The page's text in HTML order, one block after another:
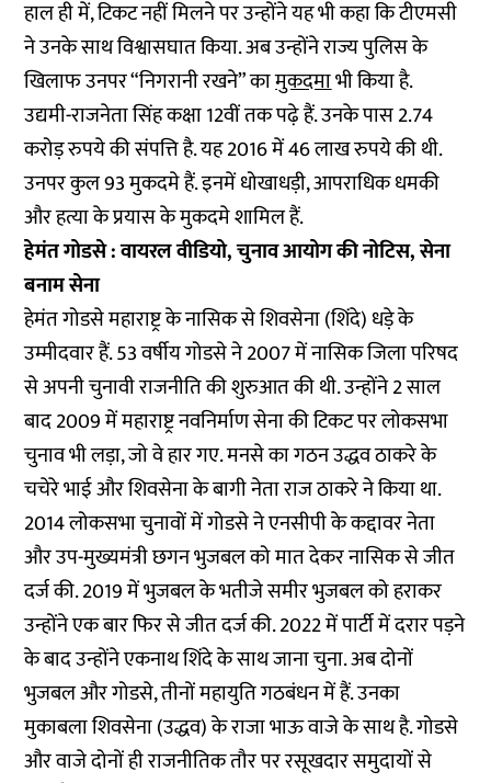
हाल ही में, टिकट नहीं मिलने पर उन्होंने यह भी कहा कि टीएमसी
ने उनके साथ विश्वासघात किया. अब उन्होंने राज्य पुलिस के
खिलाफ उनपर “निगरानी रखने” कामुकदमाभी किया है.
उद्यमी-राजनेता सिंह कक्षा 12वीं तक पढ़े हैं. उनके पास 2.74
करोड़ रुपये की संपत्ति है. यह 2016 में 46 लाख रुपये की थी.
उनपर कुल 93 मुकदमे हैं. इनमें धोखाधड़ी, आपराधिक धमकी
और हत्या के प्रयास के मुकदमे शामिल हैं.
हेमंत गोडसे : वायरल वीडियो, चुनाव आयोग की नोटिस, सेना
बनाम सेना
हेमंत गोडसे महाराष्ट्र के नासिक से शिवसेना (शिंदे) धड़े के
उम्मीदवार हैं. 53 वर्षीय गोडसे ने 2007 में नासिक जिला परिषद
से अपनी चुनावी राजनीति की शुरुआत की थी. उन्होंने 2 साल
बाद 2009 में महाराष्ट्र नवनिर्माण सेना की टिकट पर लोकसभा
चुनाव भी लड़ा, जो वे हार गए. मनसे का गठन उद्धव ठाकरे के
चचेरे भाई और शिवसेना के बागी नेता राज ठाकरे ने किया था.
2014 लोकसभा चुनावों में गोडसे ने एनसीपी के कद्दावर नेता
और उप-मुख्यमंत्री छगन भुजबल को मात देकर नासिक से जीत
दर्ज की. 2019 में भुजबल के भतीजे समीर भुजबल को हराकर
उन्होंने एक बार फिर से जीत दर्ज की. 2022 में पार्टी में दरार पड़ने
के बाद उन्होंने एकनाथ शिंदे के साथ जाना चुना. अब दोनों
भुजबल और गोडसे, तीनों महायुति गठबंधन में हैं. उनका
मुकाबला शिवसेना (उद्धव) के राजा भाऊ वाजे के साथ है. गोडसे
और वाजे दोनों ही राजनीतिक तौर पर रसूखदार समुदायों से